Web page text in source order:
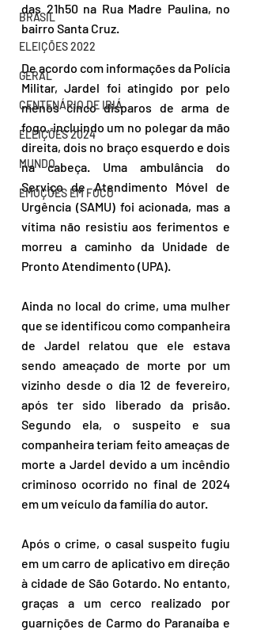
BRASIL
ELEIÇÕES 2022
GERAL
CENTENÁRIO DE IBIÁ
ELEIÇÕES 2024
MUNDO
EMOÇÕES EM FOCO
das 21h50 na Rua Madre Paulina, no
bairro Santa Cruz.
De acordo com informações da Polícia
Militar, Jardel foi atingido por pelo
menos cinco disparos de arma de
fogo, incluindo um no polegar da mão
direita, dois no braço esquerdo e dois
na cabeça. Uma ambulância do
Serviço de Atendimento Móvel de
Urgência (SAMU) foi acionada, mas a
vítima não resistiu aos ferimentos e
morreu a caminho da Unidade de
Pronto Atendimento (UPA).
Ainda no local do crime, uma mulher
que se identificou como companheira
de Jardel relatou que ele estava
sendo ameaçado de morte por um
vizinho desde o dia 12 de fevereiro,
após ter sido liberado da prisão.
Segundo ela, o suspeito e sua
companheira teriam feito ameaças de
morte a Jardel devido a um incêndio
criminoso ocorrido no final de 2024
em um veículo da família do autor.
Após o crime, o casal suspeito fugiu
em um carro de aplicativo em direção
à cidade de São Gotardo. No entanto,
graças a um cerco realizado por
guarnições de Carmo do Paranaíba e